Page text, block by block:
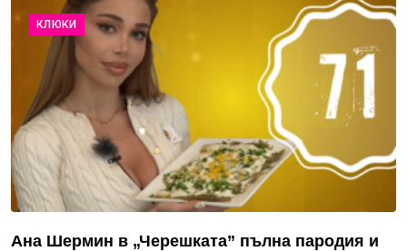
КЛЮКИ
Ана Шермин в „Черешката” пълна пародия и